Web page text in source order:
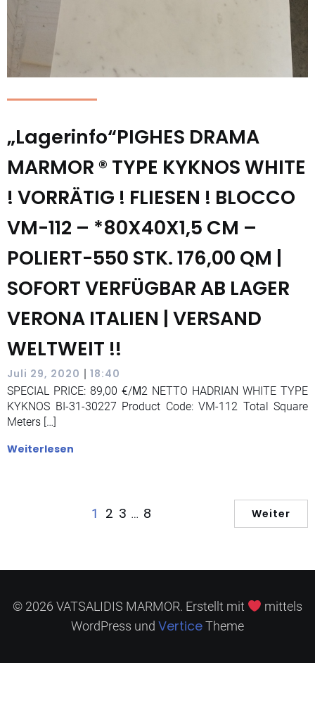
„Lagerinfo“PIGHES DRAMA
MARMOR ® TYPE KYKNOS WHITE
! VORRÄTIG ! FLIESEN ! BLOCCO
VM-112 – *80X40X1,5 CM –
POLIERT-550 STK. 176,00 QM |
SOFORT VERFÜGBAR AB LAGER
VERONA ITALIEN | VERSAND
WELTWEIT !!
Juli 29, 2020 | 18:40
SPECIAL PRICE: 89,00 €/Μ2 NETTO HADRIAN WHITE TYPE
KYKNOS BI-31-30227 Product Code: VM-112 Total Square
Meters […]
Weiterlesen
1 2 3 … 8 Weiter
© 2026 VATSALIDIS MARMOR. Erstellt mit
mittels
WordPress und VerticeTheme